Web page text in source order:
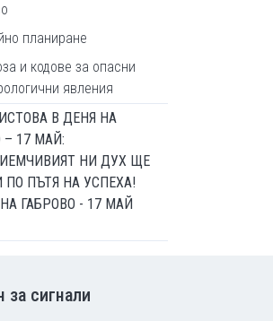
планиране
и кодове за опасни
явления
В ДЕНЯ НА
– 17 МАЙ:
НИ ДУХ ЩЕ
ПО ПЪТЯ НА УСПЕХА!
ГАБРОВО - 17 МАЙ
за сигнали